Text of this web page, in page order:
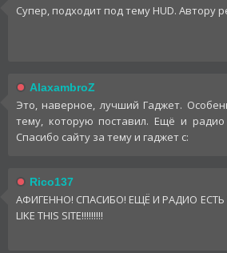
Супер, подходит под тему HUD. Автору
AlaxambroZ
Это, наверное, лучший Гаджет.
тему, которую поставил. Ещё и радио
Спасибо сайту за тему и гаджет с:
Rico137
АФИГЕННО! СПАСИБО! ЕЩЁ И РАДИО
LIKE THIS SITE!!!!!!!!!